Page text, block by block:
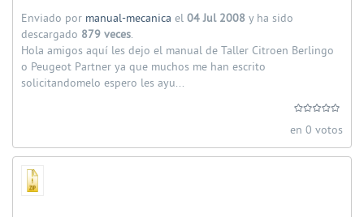
Enviado por manual-mecanica el 04 Jul 2008 y ha sido
descargado 879 veces.
Hola amigos aquí les dejo el manual de Taller Citroen Berlingo
o Peugeot Partner ya que muchos me han escrito
solicitandomelo espero les ayu...
en 0 votos